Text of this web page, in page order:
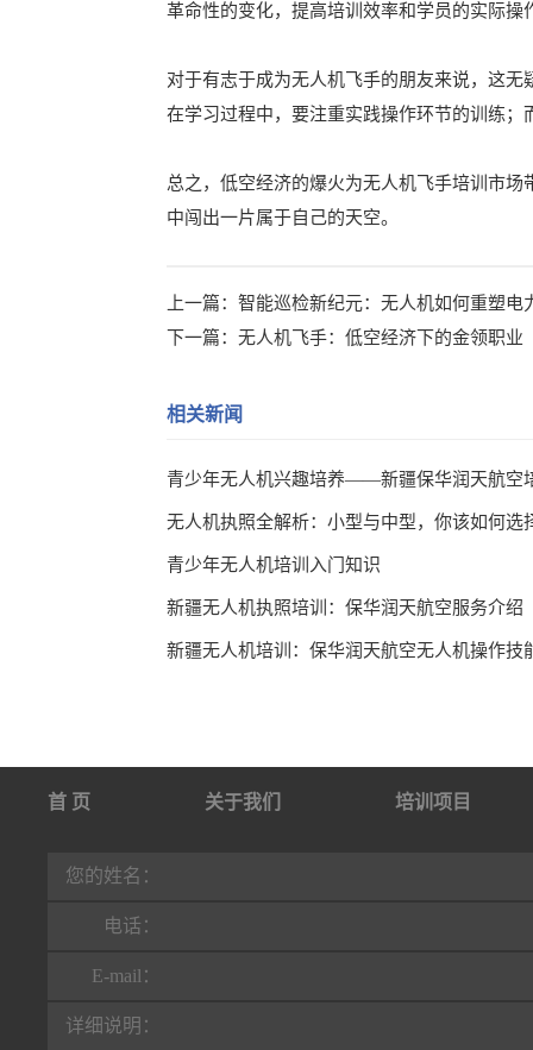
革命性的变化，提高培训效率和学员的实际操
对于有志于成为无人机飞手的朋友来说，这
在学习过程中，要注重实践操作环节的训练
总之，低空经济的爆火为无人机飞手培训市
中闯出一片属于自己的天空。
上一篇： 智能巡检新纪元：无人机如何重塑电
下一篇： 无人机飞手：低空经济下的金领职业
相关新闻
青少年无人机兴趣培养——新疆保华润天航空
无人机执照全解析：小型与中型，你该如何选
青少年无人机培训入门知识
新疆无人机执照培训：保华润天航空服务介绍
新疆无人机培训：保华润天航空无人机操作技
首 页 关于我们 培训项目
行业动态
您的姓名：
电话：
E-mail：
详细说明：